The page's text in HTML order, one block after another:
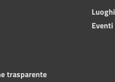
Luoghi
Eventi
trasparente